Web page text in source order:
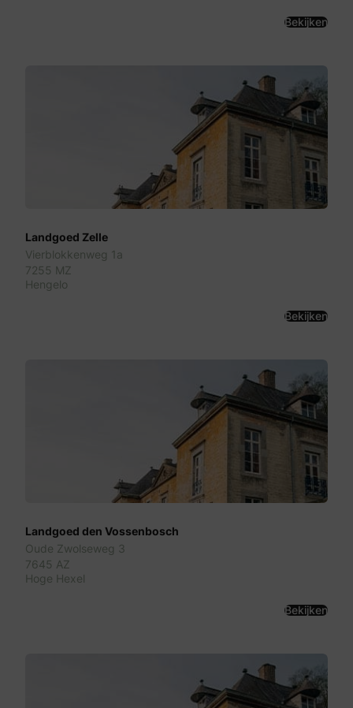
Bekijken
Landgoed Zelle
Vierblokkenweg 1a
7255 MZ
Hengelo
Bekijken
Landgoed den Vossenbosch
Oude Zwolseweg 3
7645 AZ
Hoge Hexel
Bekijken